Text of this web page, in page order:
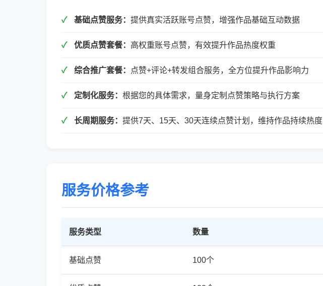
基础点赞服务： 提供真实活跃账号点赞，增强作品基础互动数据
优质点赞套餐： 高权重账号点赞，有效提升作品热度权重
综合推广套餐： 点赞+评论+转发组合服务，全方位提升作品影响力
定制化服务： 根据您的具体需求，量身定制点赞策略与执行方案
长周期服务： 提供7天、15天、30天连续点赞计划，维持作品持续热度
服务价格参考
服务类型 数量
基础点赞 100个